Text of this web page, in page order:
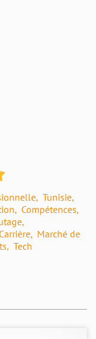
Tunisie
Compétences
Carrière Marché de
Tech